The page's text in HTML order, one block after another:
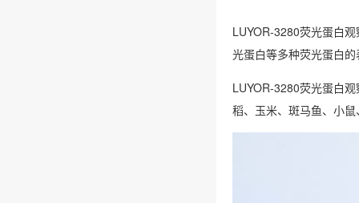
LUYOR-3280荧光蛋白
光蛋白等多种荧光蛋白
LUYOR-3280荧光蛋白
稻、玉米、斑马鱼、小